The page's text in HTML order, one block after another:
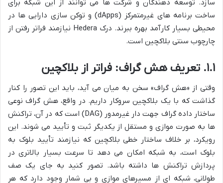
سازد. توسعه دهندگان و شرکت ها می توانند از این شبکه برای
ساخت برنامه های غیرمتمرکز (dApps) و توکن سازی دارایی ها در
محیطی بسیار کارآمد بهره ببرند. درک Hedera نیازمند فراتر رفتن از
چارچوب سنتی بلاکچین است.
۱.۱. تعریف هش گراف: فراتر از بلاکچین
وقتی از «هش گراف» سخن به میان می آید، باید این تصور را کنار
گذاشت که با یک بلاکچین سروکار داریم. در واقع، هش گراف نوعی
ساختار داده گراف جهت دار غیرمدور (DAG) است که در آن، تراکنش
ها به صورت موازی و مستقل از یکدیگر ثبت و تأیید می شوند. این
رویکرد، بر خلاف ساختار خطی بلاکچین که نیازمند تأیید بلوک به
بلوک است، به شبکه امکان می دهد تا سرعت بسیار بالاتری در
پردازش تراکنش ها داشته باشد. تصور کنید به جای یک صف
طولانی، شبکه ای از مسیرهای موازی و بی شمار وجود دارد که هر